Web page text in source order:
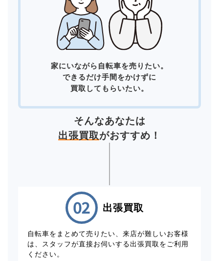
家にいながら自転車を売りたい。
できるだけ手間をかけずに
買取してもらいたい。
そんなあなたは
出張買取がおすすめ！
出張買取
自転車をまとめて売りたい、来店が難しいお客様
は、スタッフが直接お伺いする出張買取をご利用
ください。